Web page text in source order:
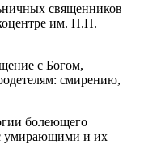
священников
им. Н.Н.
с Богом,
смирению,
болеющего
умирающими и их